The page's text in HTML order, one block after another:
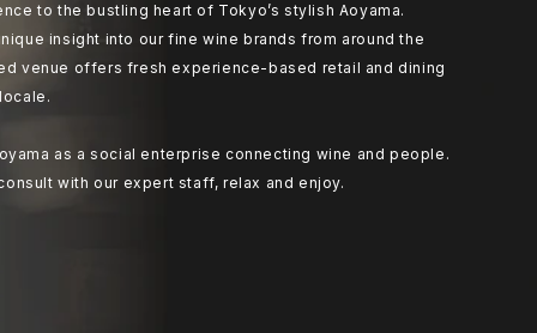
to the bustling heart of Tokyo’s stylish Aoyama.
insight into our fine wine brands from around the
venue offers fresh experience-based retail and dining
as a social enterprise connecting wine and people.
with our expert staff, relax and enjoy.